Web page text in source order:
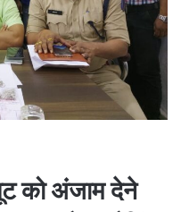
को अंजाम देने